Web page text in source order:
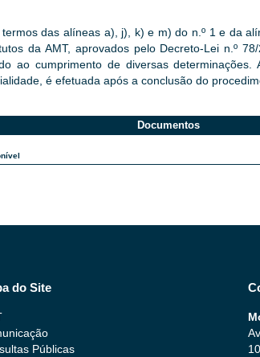
termos das alíneas a), j), k) e m) do n.º 1 e da
da AMT, aprovados pelo Decreto-Lei n.º
ao cumprimento de diversas
é efetuada após a conclusão do
Documentos
do Site
Públicas